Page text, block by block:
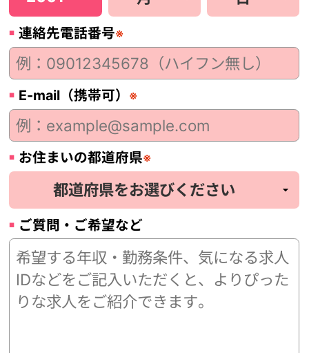
連絡先電話番号※
E-mail（携帯可） ※
お住まいの都道府県※
ご質問・ご希望など